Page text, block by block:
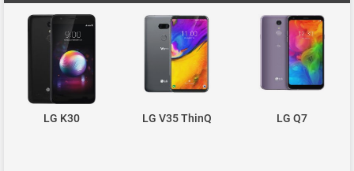
LG K30 LG V35 ThinQ LG Q7